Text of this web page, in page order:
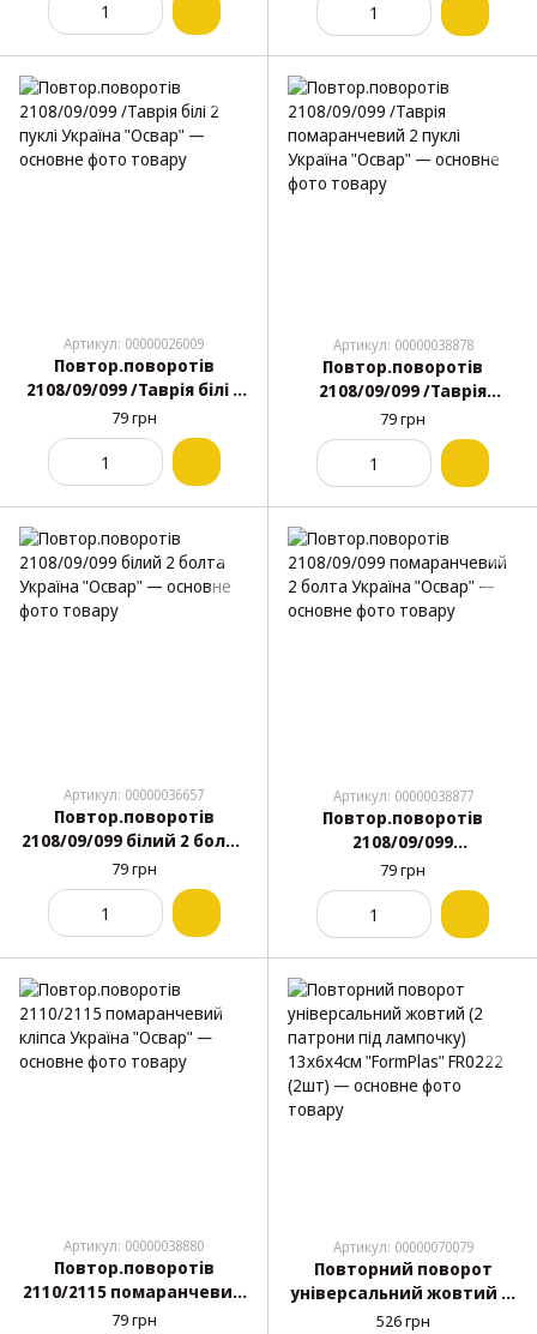
Артикул: 00000026009
Повтор.поворотів
2108/09/099 /Таврія білі 2
пуклі Україна "Освар"
79 грн
Артикул: 00000038878
Повтор.поворотів
2108/09/099 /Таврія
помаранчевий 2 пуклі
Україна "Освар"
79 грн
Артикул: 00000036657
Повтор.поворотів
2108/09/099 білий 2 болта
Україна "Освар"
79 грн
Артикул: 00000038877
Повтор.поворотів
2108/09/099
помаранчевий 2 болта
Україна "Освар"
79 грн
Артикул: 00000038880
Повтор.поворотів
2110/2115 помаранчевий
кліпса Україна "Освар"
79 грн
Артикул: 00000070079
Повторний поворот
універсальний жовтий (2
патрони під лампочку)
526 грн